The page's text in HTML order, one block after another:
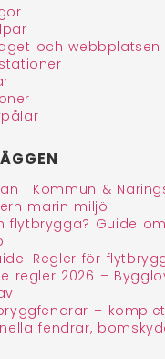
och webbplatsen
i Kommun &
marin miljö
flytbrygga? Guide
Regler för
regler 2026 –
–
fendrar,